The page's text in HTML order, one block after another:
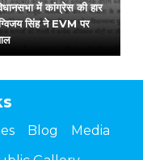
में कांग्रेस की हार
सिंह ने EVM पर
Blog
Media